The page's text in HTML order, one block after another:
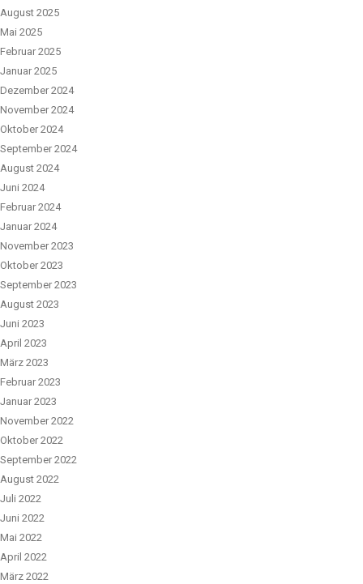
August 2025
Mai 2025
Februar 2025
Januar 2025
Dezember 2024
November 2024
Oktober 2024
September 2024
August 2024
Juni 2024
Februar 2024
Januar 2024
November 2023
Oktober 2023
September 2023
August 2023
Juni 2023
April 2023
März 2023
Februar 2023
Januar 2023
November 2022
Oktober 2022
September 2022
August 2022
Juli 2022
Juni 2022
Mai 2022
April 2022
März 2022